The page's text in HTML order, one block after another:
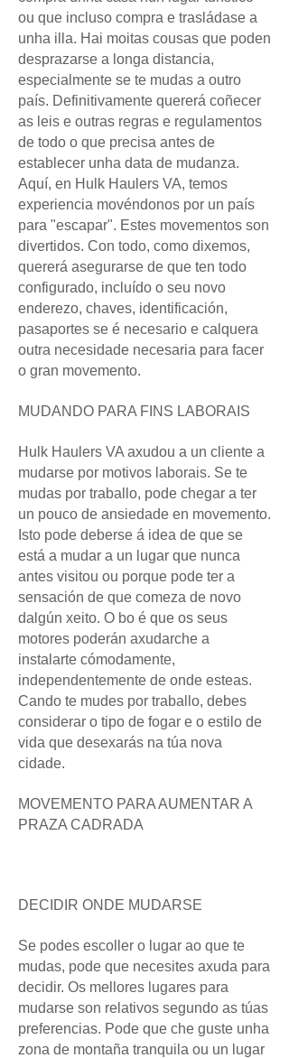
ou que incluso compra e trasládase a
unha illa. Hai moitas cousas que poden
desprazarse a longa distancia,
especialmente se te mudas a outro
país. Definitivamente quererá coñecer
as leis e outras regras e regulamentos
de todo o que precisa antes de
establecer unha data de mudanza.
Aquí, en Hulk Haulers VA, temos
experiencia movéndonos por un país
para "escapar". Estes movementos son
divertidos. Con todo, como dixemos,
quererá asegurarse de que ten todo
configurado, incluído o seu novo
enderezo, chaves, identificación,
pasaportes se é necesario e calquera
outra necesidade necesaria para facer
o gran movemento.
MUDANDO PARA FINS LABORAIS
Hulk Haulers VA axudou a un cliente a
mudarse por motivos laborais. Se te
mudas por traballo, pode chegar a ter
un pouco de ansiedade en movemento.
Isto pode deberse á idea de que se
está a mudar a un lugar que nunca
antes visitou ou porque pode ter a
sensación de que comeza de novo
dalgún xeito. O bo é que os seus
motores poderán axudarche a
instalarte cómodamente,
independentemente de onde esteas.
Cando te mudes por traballo, debes
considerar o tipo de fogar e o estilo de
vida que desexarás na túa nova
cidade.
MOVEMENTO PARA AUMENTAR A
PRAZA CADRADA
DECIDIR ONDE MUDARSE
Se podes escoller o lugar ao que te
mudas, pode que necesites axuda para
decidir. Os mellores lugares para
mudarse son relativos segundo as túas
preferencias. Pode que che guste unha
zona de montaña tranquila ou un lugar